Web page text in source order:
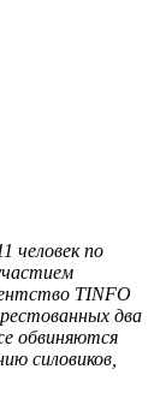
человек по
TINFO
два
обвиняются
силовиков,